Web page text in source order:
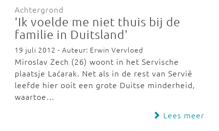
Achtergrond
'Ik voelde me niet thuis bij de
familie in Duitsland'
19 juli 2012 - Auteur: Erwin Vervloed
Miroslav Zech (26) woont in het Servische
plaatsje Laćarak. Net als in de rest van Servië
leefde hier ooit een grote Duitse minderheid,
waartoe…
Lees meer